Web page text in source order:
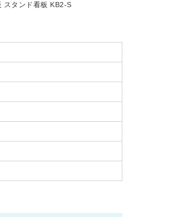
スタンド看板 KB2-S